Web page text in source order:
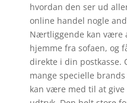
hvordan den ser ud
online handel nogle
Nærtliggende kan være
hjemme fra sofaen, og
direkte i din postkasse.
mange specielle
kan være med til at